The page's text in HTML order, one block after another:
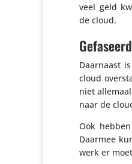
veel geld
de cloud.
Daarnaast
cloud
niet
naar de
Ook
Daarmee
werk er